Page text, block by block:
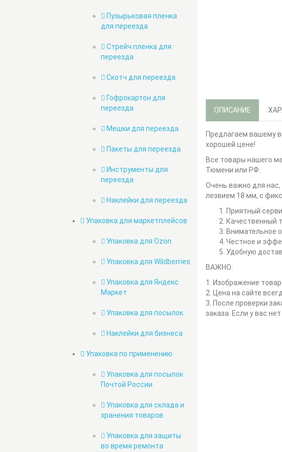
Пузырьковая пленка
для переезда
Стрейч пленка для
переезда
Скотч для переезда
Гофрокартон для
переезда
Мешки для переезда
Пакеты для переезда
Инструменты для
переезда
Наклейки для переезда
Упаковка для маркетплейсов
Упаковка для Ozon
Упаковка для Wildberries
Упаковка для Яндекс
Маркет
Упаковка для посылок
Наклейки для бизнеса
Упаковка по применению
Упаковка для посылок
Почтой России
Упаковка для склада и
хранения товаров
Упаковка для защиты
во время ремонта
ОПИСАНИЕ
Предлагаем вашему
хорошей цене!
Все товары нашего
Тюмени или РФ.
Очень важно для нас,
лезвием 18 мм, с
Приятный
Качественный
Внимательное
Честное и
Удобную
ВАЖНО:
1. Изображение
2. Цена на сайте
3. После проверки
заказа. Если у вас